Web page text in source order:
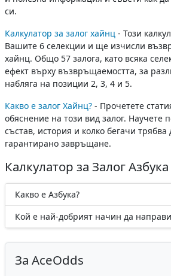
си.
Калкулатор за залог хайнц - Този
Вашите 6 селекции и ще изчисли
хайнц. Общо 57 залога, като всяка
ефект върху възвръщаемостта, за
набляга на позиции 2, 3, 4 и 5.
Какво е залог Хайнц? - Прочетете
обяснение на този вид залог. Научете
състав, история и колко бегачи трябва
гарантирано завръщане.
Калкулатор за Залог
Какво е Азбука?
Кой е най-добрият начин да
За AceOdds